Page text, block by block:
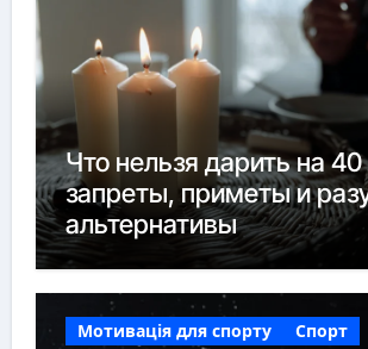
Что нельзя дарить на 40
запреты, приметы и
альтернативы
Мотивація для спорту Спорт